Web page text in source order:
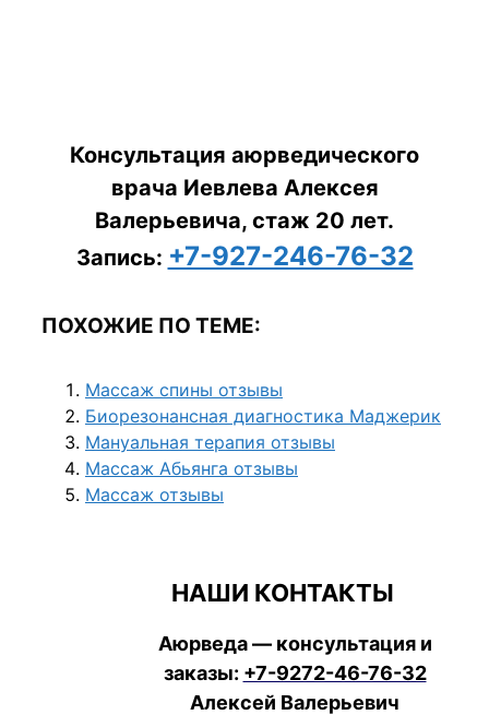
Консультация аюрведического
врача Иевлева Алексея
Валерьевича, стаж 20 лет.
Запись: +7-927-246-76-32
ПОХОЖИЕ ПО ТЕМЕ:
Массаж спины отзывы
Биорезонансная диагностика Маджерик
Мануальная терапия отзывы
Массаж Абьянга отзывы
Массаж отзывы
НАШИ КОНТАКТЫ
Аюрведа — консультация и
заказы: +7-9272-46-76-32
Алексей Валерьевич